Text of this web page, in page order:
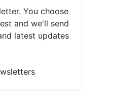
You choose
and we'll send
latest updates